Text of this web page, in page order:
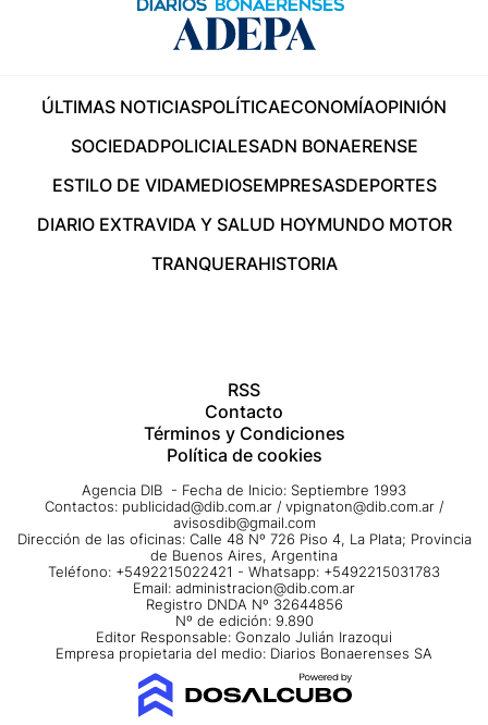
ÚLTIMAS NOTICIASPOLÍTICAECONOMÍAOPINIÓN
SOCIEDADPOLICIALESADN BONAERENSE
ESTILO DE VIDAMEDIOSEMPRESASDEPORTES
DIARIO EXTRAVIDA Y SALUD HOYMUNDO MOTOR
TRANQUERAHISTORIA
RSS
Contacto
Términos y Condiciones
Política de cookies
Agencia DIB - Fecha de Inicio: Septiembre 1993
Contactos: publicidad@dib.com.ar / vpignaton@dib.com.ar /
avisosdib@gmail.com
Dirección de las oficinas: Calle 48 Nº 726 Piso 4, La Plata; Provincia
de Buenos Aires, Argentina
Teléfono: +5492215022421 - Whatsapp: +5492215031783
Email: administracion@dib.com.ar
Registro DNDA Nº 32644856
Nº de edición: 9.890
Editor Responsable: Gonzalo Julián Irazoqui
Empresa propietaria del medio: Diarios Bonaerenses SA